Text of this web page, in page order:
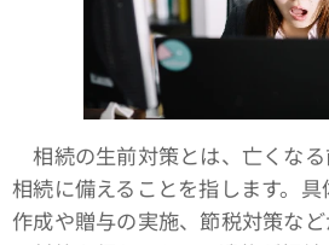
相続の生前対策とは、亡くなる
相続に備えることを指します。
作成や贈与の実施、節税対策な